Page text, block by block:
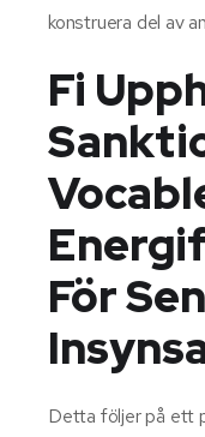
konstruera del av
Fi
För Sen
Detta följer på ett